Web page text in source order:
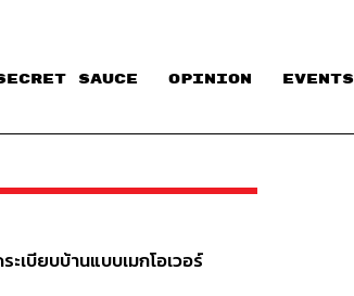
SAUCE​ OPINION EVENTS
เบียบบ้านแบบเมกโอเวอร์